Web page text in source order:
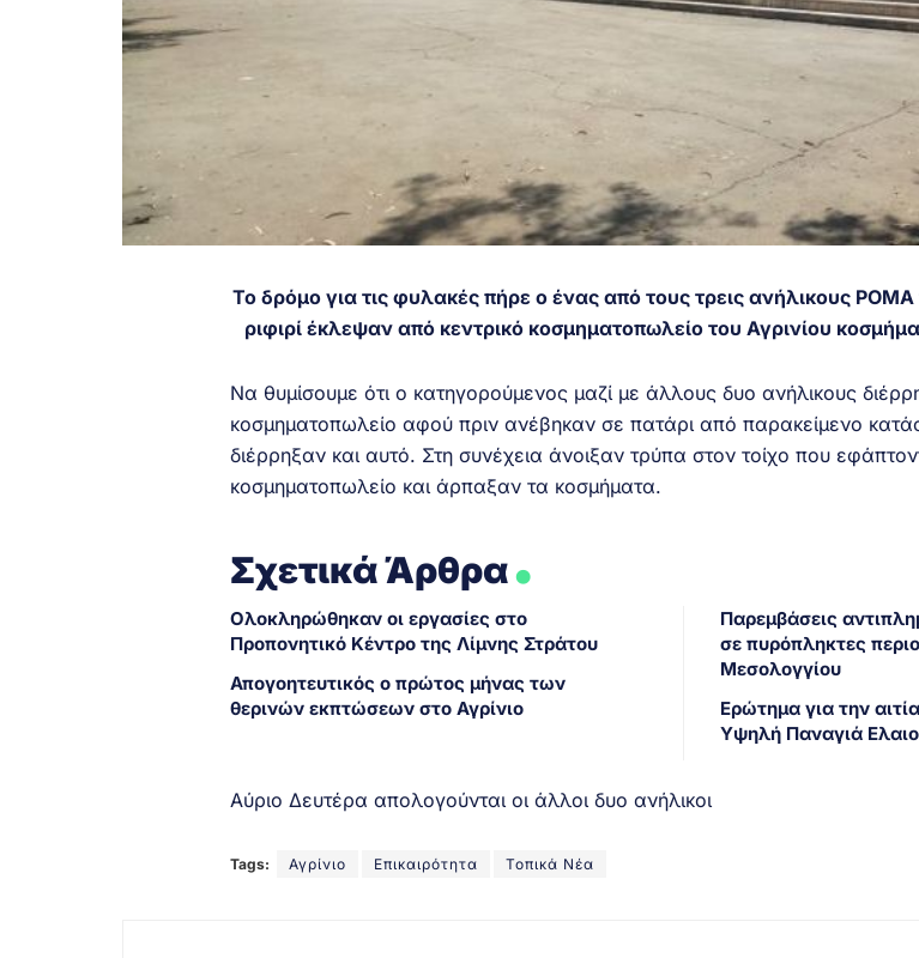
Το δρόμο για τις φυλακές πήρε ο ένας από τους τρεις ανήλικους
ριφιρί έκλεψαν από κεντρικό κοσμηματοπωλείο του Αγρινίου
Να θυμίσουμε ότι ο κατηγορούμενος μαζί με άλλους δυο ανήλικους
κοσμηματοπωλείο αφού πριν ανέβηκαν σε πατάρι από παρακείμενο
διέρρηξαν και αυτό. Στη συνέχεια άνοιξαν τρύπα στον τοίχο που
κοσμηματοπωλείο και άρπαξαν τα κοσμήματα.
Σχετικά Άρθρα.
Ολοκληρώθηκαν οι εργασίες στο
Προπονητικό Κέντρο της Λίμνης Στράτου
Απογοητευτικός ο πρώτος μήνας των
θερινών εκπτώσεων στο Αγρίνιο
Παρεμβάσεις
σε πυρόπληκτες
Μεσολογγίου
Ερώτημα για την
Υψηλή Παναγιά
Αύριο Δευτέρα απολογούνται οι άλλοι δυο ανήλικοι
Tags: Αγρίνιο Επικαιρότητα Τοπικά Νέα